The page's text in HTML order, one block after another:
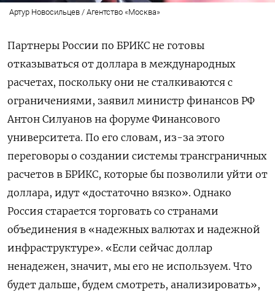
Артур Новосильцев / Агентство «Москва»
Партнеры России по БРИКС не готовы
отказываться от доллара в международных
расчетах, поскольку они не сталкиваются с
ограничениями, заявил министр финансов РФ
Антон Силуанов на форуме Финансового
университета. По его словам, из-за этого
переговоры о создании системы трансграничных
расчетов в БРИКС, которые бы позволили уйти от
доллара, идут «достаточно вязко». Однако
Россия старается торговать со странами
объединения в «надежных валютах и надежной
инфраструктуре». «Если сейчас доллар
ненадежен, значит, мы его не используем. Что
будет дальше, будем смотреть, анализировать»,